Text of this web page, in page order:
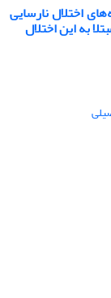
اختلال نارسایی
به این اختلال